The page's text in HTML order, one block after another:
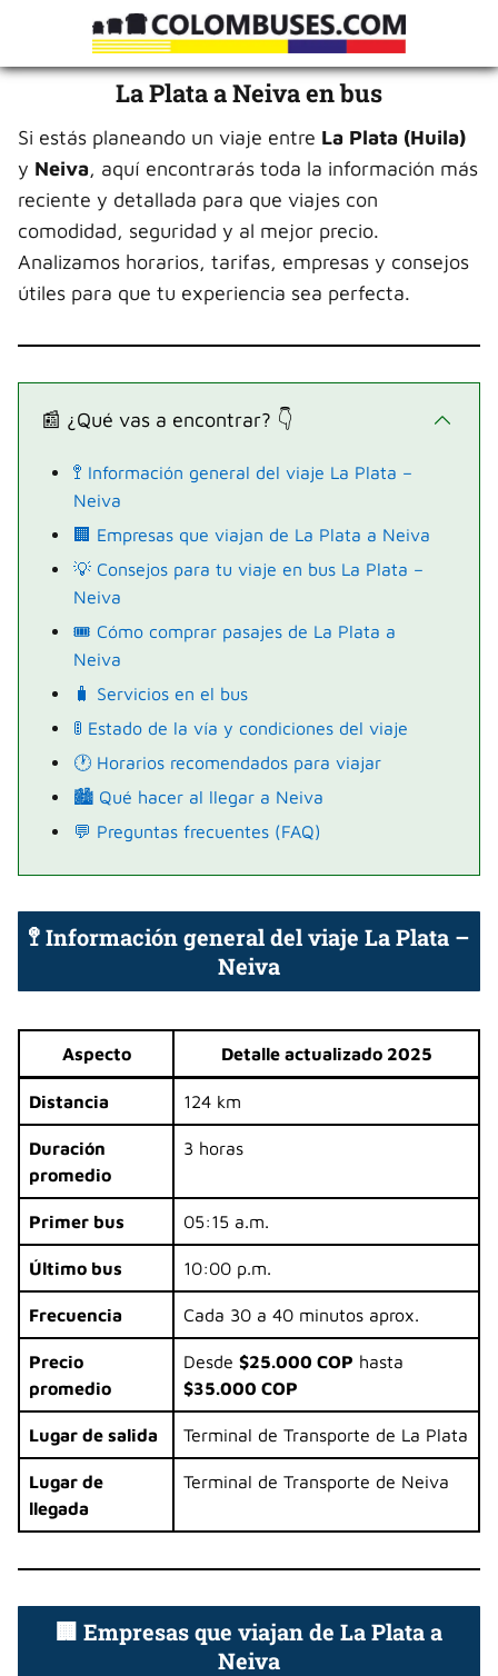
La Plata a Neiva en bus
Si estás planeando un viaje entre La Plata (Huila)
y Neiva, aquí encontrarás toda la información más
reciente y detallada para que viajes con
comodidad, seguridad y al mejor precio.
Analizamos horarios, tarifas, empresas y consejos
útiles para que tu experiencia sea perfecta.
📰 ¿Qué vas a encontrar? 👇
🚏 Información general del viaje La Plata –
Neiva
🏢 Empresas que viajan de La Plata a Neiva
💡 Consejos para tu viaje en bus La Plata –
Neiva
🎟️ Cómo comprar pasajes de La Plata a
Neiva
🧳 Servicios en el bus
🚦 Estado de la vía y condiciones del viaje
🕐 Horarios recomendados para viajar
🏙️ Qué hacer al llegar a Neiva
💬 Preguntas frecuentes (FAQ)
🚏 Información general del viaje La Plata –
Neiva
Aspecto Detalle actualizado 2025
Distancia 124 km
Duración
promedio
3 horas
Primer bus 05:15 a.m.
Último bus 10:00 p.m.
Frecuencia Cada 30 a 40 minutos aprox.
Precio
promedio
Desde $25.000 COP hasta
$35.000 COP
Lugar de salida Terminal de Transporte de La Plata
Lugar de
llegada
Terminal de Transporte de Neiva
🏢 Empresas que viajan de La Plata a
Neiva